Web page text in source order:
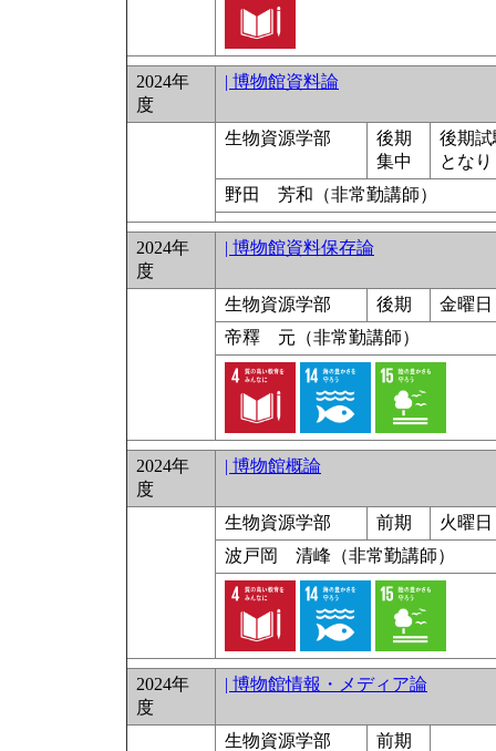
2024年
度
| 博物館資料論
生物資源学部
後期
集中
後期
とな
野田 芳和（非常勤講師）
2024年
度
| 博物館資料保存論
生物資源学部 後期
金曜日
帝釋 元（非常勤講師）
2024年
度
| 博物館概論
生物資源学部 前期
火曜日
波戸岡 清峰（非常勤講師）
2024年
度
| 博物館情報・メディア論
生物資源学部
前期